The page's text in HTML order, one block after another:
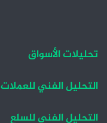
تحليلات الأسواق
التحليل الفني للعملات
التحليل الفني للسلع